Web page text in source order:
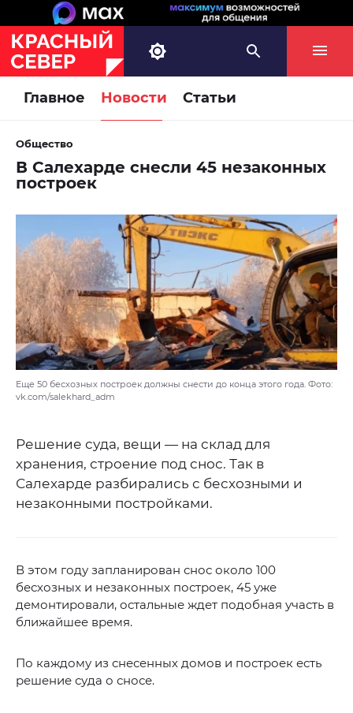
Главное Новости Статьи
Общество
В Салехарде снесли 45 незаконных
построек
Еще 50 бесхозных построек должны снести до конца этого года. Фото:
vk.com/salekhard_adm
Решение суда, вещи — на склад для
хранения, строение под снос. Так в
Салехарде разбирались с бесхозными и
незаконными постройками.
В этом году запланирован снос около 100
бесхозных и незаконных построек, 45 уже
демонтировали, остальные ждет подобная участь в
ближайшее время.
По каждому из снесенных домов и построек есть
решение суда о сносе.